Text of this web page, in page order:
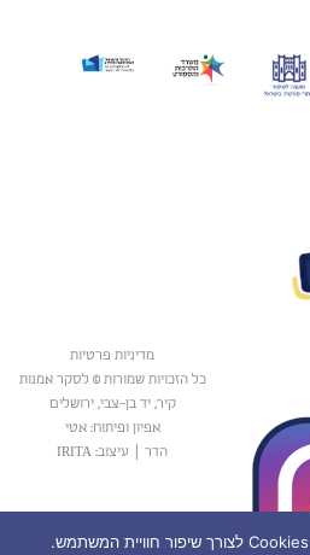
אתר זה עושה שימוש בקבצי Cookies לצורך שיפור חוויית המשתמש.
מדיניות פרטיות
כל הזכויות שמורות © לסקר אמנות
קיר, יד בן-צבי, ירושלים
אפיון ופיתוח: אטי
הדר
עיצוב: IRITA